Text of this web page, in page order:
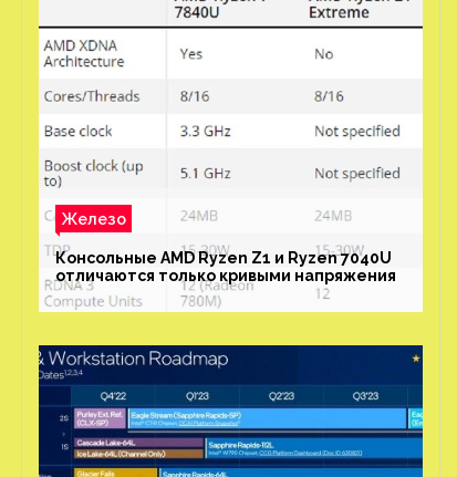
Железо
Консольные AMD Ryzen Z1 и Ryzen 7040U
отличаются только кривыми напряжения